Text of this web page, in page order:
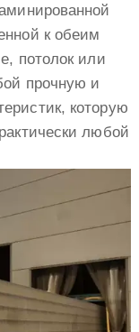
к обеим
потолок или
прочную и
которую
любой